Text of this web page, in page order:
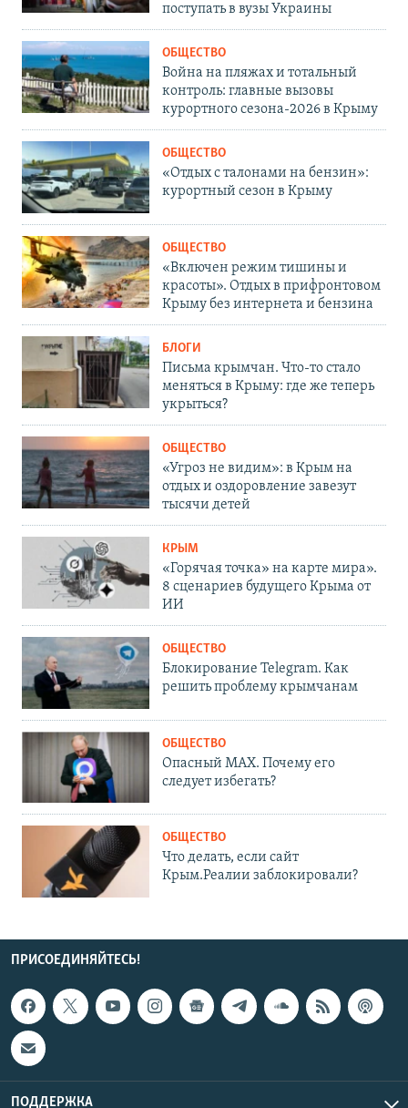
поступать в вузы Украины
ОБЩЕСТВО
Война на пляжах и тотальный
контроль: главные вызовы
курортного сезона-2026 в Крыму
ОБЩЕСТВО
«Отдых с талонами на бензин»:
курортный сезон в Крыму
ОБЩЕСТВО
«Включен режим тишины и
красоты». Отдых в прифронтовом
Крыму без интернета и бензина
БЛОГИ
Письма крымчан. Что-то стало
меняться в Крыму: где же теперь
укрыться?
ОБЩЕСТВО
«Угроз не видим»: в Крым на
отдых и оздоровление завезут
тысячи детей
КРЫМ
«Горячая точка» на карте мира».
8 сценариев будущего Крыма от
ИИ
ОБЩЕСТВО
Блокирование Telegram. Как
решить проблему крымчанам
ОБЩЕСТВО
Опасный MAX. Почему его
следует избегать?
ОБЩЕСТВО
Что делать, если сайт
Крым.Реалии заблокировали?
ПРИСОЕДИНЯЙТЕСЬ!
ПОДДЕРЖКА